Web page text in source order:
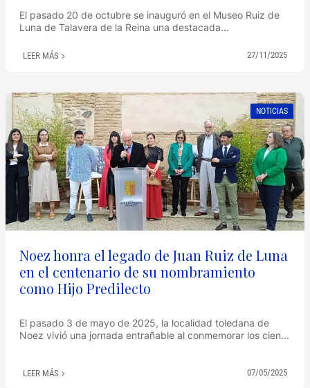
El pasado 20 de octubre se inauguró en el Museo Ruiz de
Luna de Talavera de la Reina una destacada...
LEER MÁS 27/11/2025
NOTICIAS
Noez honra el legado de Juan Ruiz de Luna
en el centenario de su nombramiento
como Hijo Predilecto
El pasado 3 de mayo de 2025, la localidad toledana de
Noez vivió una jornada entrañable al conmemorar los cien...
LEER MÁS 07/05/2025